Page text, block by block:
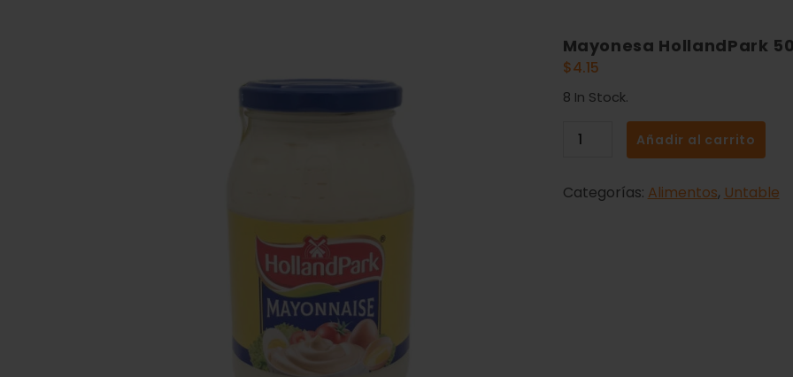
Mayonesa HollandPark
$4.15
8 In Stock.
Añadir al carrito
Categorías: Alimentos, Untable